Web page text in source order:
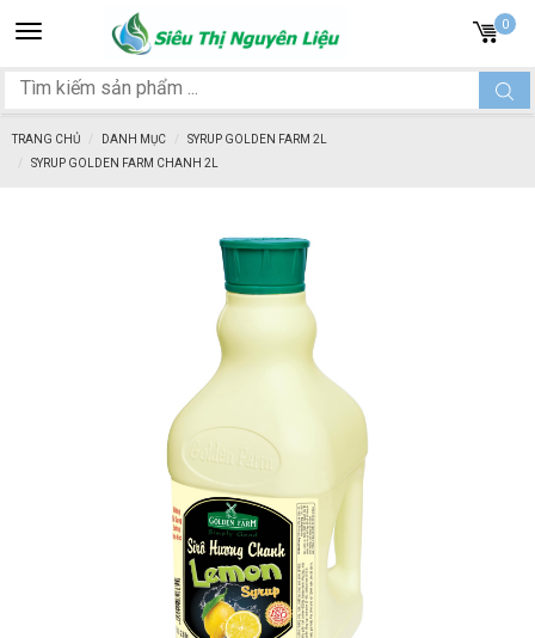
Toggle
navigation
0
TRANG CHỦ DANH MỤC
SYRUP GOLDEN FARM 2L
SYRUP GOLDEN FARM CHANH 2L